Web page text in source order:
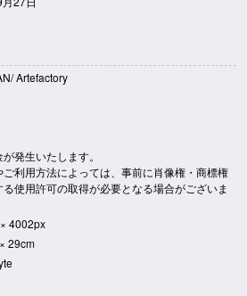
Artefactory
発生いたします。
ご利用方法によっては、事前に肖像権・商標権
使用許可の取得が必要となる場合がございま
4002px
29cm